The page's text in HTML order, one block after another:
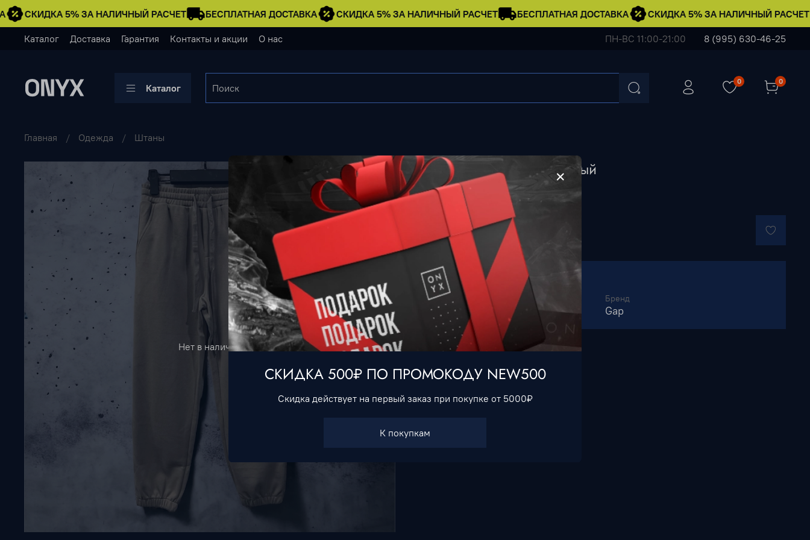
СКИДКА 5% ЗА НАЛИЧНЫЙ РАСЧЕТ БЕСПЛАТНАЯ ДОСТАВКА СКИДКА 5% ЗА НАЛИЧНЫЙ РАСЧЕТ БЕСПЛАТНАЯ ДОСТАВКА СКИДКА 5% ЗА НАЛИЧНЫЙ РАСЧЕТ
Каталог Доставка Гарантия Контакты и акции О нас ПН-ВС 11:00-21:00 8 (995) 630-46-25
Каталог
0 0
Главная Одежда Штаны
Нет в наличии
Штаны GAP #2 • Оливковый
1 790 ₽
Нет в наличии
Характеристики
Тип товара
Штаны
Бренд
Gap
СКИДКА 500₽ ПО ПРОМОКОДУ NEW500
Скидка действует на первый заказ при покупке от 5000₽
К покупкам